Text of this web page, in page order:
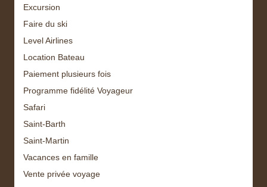
Excursion
Faire du ski
Level Airlines
Location Bateau
Paiement plusieurs fois
Programme fidélité Voyageur
Safari
Saint-Barth
Saint-Martin
Vacances en famille
Vente privée voyage